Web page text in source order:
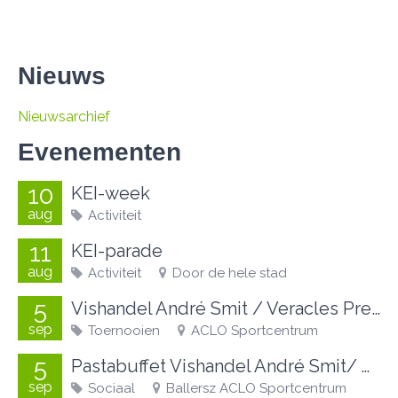
Nieuws
Nieuwsarchief
Evenementen
10
aug
KEI-week
Activiteit
11
aug
KEI-parade
Activiteit Door de hele stad
5
sep
Vishandel André Smit / Veracles Preseason Toernooi
Toernooien ACLO Sportcentrum
5
sep
Pastabuffet Vishandel André Smit/ Veracles Preseason Toernooi
Sociaal Ballersz ACLO Sportcentrum